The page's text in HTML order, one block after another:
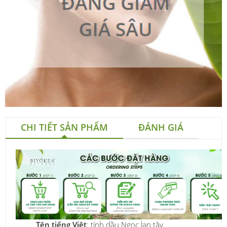
CHI TIẾT SẢN PHẨM ĐÁNH GIÁ
Tên tiếng Việt: tinh dầu Ngọc lan tây.